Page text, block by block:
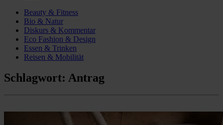
Beauty & Fitness
Bio & Natur
Diskurs & Kommentar
Eco Fashion & Design
Essen & Trinken
Reisen & Mobilität
Schlagwort: Antrag